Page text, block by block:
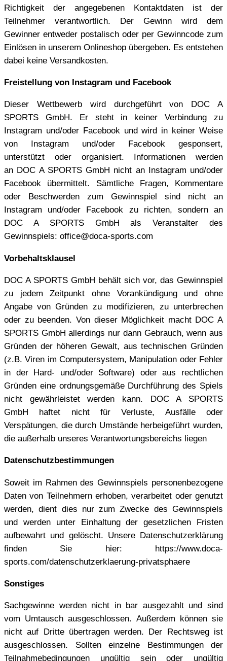
Richtigkeit der angegebenen Kontaktdaten ist der
Teilnehmer verantwortlich. Der Gewinn wird dem
Gewinner entweder postalisch oder per Gewinncode zum
Einlösen in unserem Onlineshop übergeben. Es entstehen
dabei keine Versandkosten.
Freistellung von Instagram und Facebook
Dieser Wettbewerb wird durchgeführt von DOC A
SPORTS GmbH. Er steht in keiner Verbindung zu
Instagram und/oder Facebook und wird in keiner Weise
von Instagram und/oder Facebook gesponsert,
unterstützt oder organisiert. Informationen werden
an DOC A SPORTS GmbH nicht an Instagram und/oder
Facebook übermittelt. Sämtliche Fragen, Kommentare
oder Beschwerden zum Gewinnspiel sind nicht an
Instagram und/oder Facebook zu richten, sondern an
DOC A SPORTS GmbH als Veranstalter des
Gewinnspiels: office@doca-sports.com
Vorbehaltsklausel
DOC A SPORTS GmbH behält sich vor, das Gewinnspiel
zu jedem Zeitpunkt ohne Vorankündigung und ohne
Angabe von Gründen zu modifizieren, zu unterbrechen
oder zu beenden. Von dieser Möglichkeit macht DOC A
SPORTS GmbH allerdings nur dann Gebrauch, wenn aus
Gründen der höheren Gewalt, aus technischen Gründen
(z.B. Viren im Computersystem, Manipulation oder Fehler
in der Hard- und/oder Software) oder aus rechtlichen
Gründen eine ordnungsgemäße Durchführung des Spiels
nicht gewährleistet werden kann. DOC A SPORTS
GmbH haftet nicht für Verluste, Ausfälle oder
Verspätungen, die durch Umstände herbeigeführt wurden,
die außerhalb unseres Verantwortungsbereichs liegen
Datenschutzbestimmungen
Soweit im Rahmen des Gewinnspiels personenbezogene
Daten von Teilnehmern erhoben, verarbeitet oder genutzt
werden, dient dies nur zum Zwecke des Gewinnspiels
und werden unter Einhaltung der gesetzlichen Fristen
aufbewahrt und gelöscht. Unsere Datenschutzerklärung
finden Sie hier: https://www.doca-
sports.com/datenschutzerklaerung-privatsphaere
Sonstiges
Sachgewinne werden nicht in bar ausgezahlt und sind
vom Umtausch ausgeschlossen. Außerdem können sie
nicht auf Dritte übertragen werden. Der Rechtsweg ist
ausgeschlossen. Sollten einzelne Bestimmungen der
Teilnahmebedingungen ungültig sein oder ungültig